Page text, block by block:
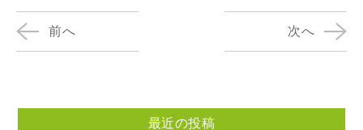
前へ 次へ
最近の投稿